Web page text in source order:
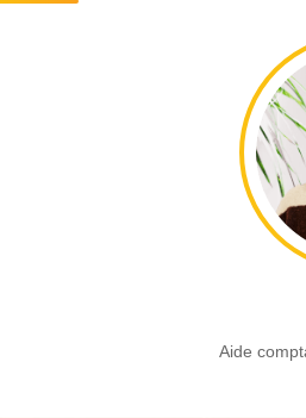
Aide